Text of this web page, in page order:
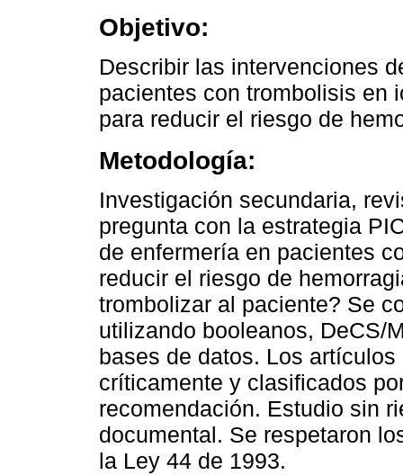
Objetivo:
Describir las intervenciones
pacientes con trombolisis en
para reducir el riesgo de
Metodología:
Investigación secundaria,
pregunta con la estrategia
de enfermería en pacientes
reducir el riesgo de
trombolizar al paciente? Se
utilizando booleanos, DeCS/
bases de datos. Los
críticamente y clasificados
recomendación. Estudio sin
documental. Se respetaron
la Ley 44 de 1993.